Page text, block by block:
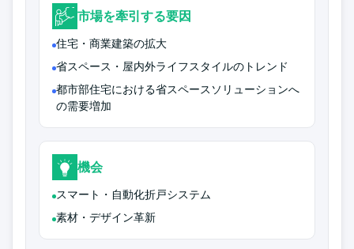
市場を牽引する要因
住宅・商業建築の拡大
省スペース・屋内外ライフスタイルのトレンド
都市部住宅における省スペースソリューションへ
の需要増加
機会
スマート・自動化折戸システム
素材・デザイン革新